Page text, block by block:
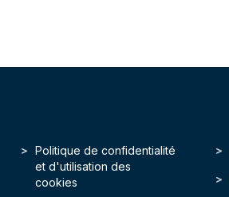
Politique de confidentialité
et d'utilisation des
cookies